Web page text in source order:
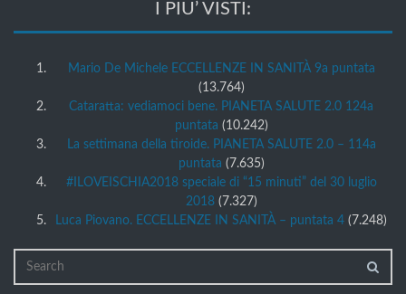
I PIU’ VISTI:
Mario De Michele ECCELLENZE IN SANITÀ 9a puntata
(13.764)
Cataratta: vediamoci bene. PIANETA SALUTE 2.0 124a
puntata (10.242)
La settimana della tiroide. PIANETA SALUTE 2.0 – 114a
puntata (7.635)
#ILOVEISCHIA2018 speciale di “15 minuti” del 30 luglio
2018 (7.327)
Luca Piovano. ECCELLENZE IN SANITÀ – puntata 4 (7.248)